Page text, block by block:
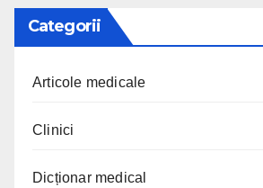
Categorii
Articole medicale
Clinici
Dicționar medical